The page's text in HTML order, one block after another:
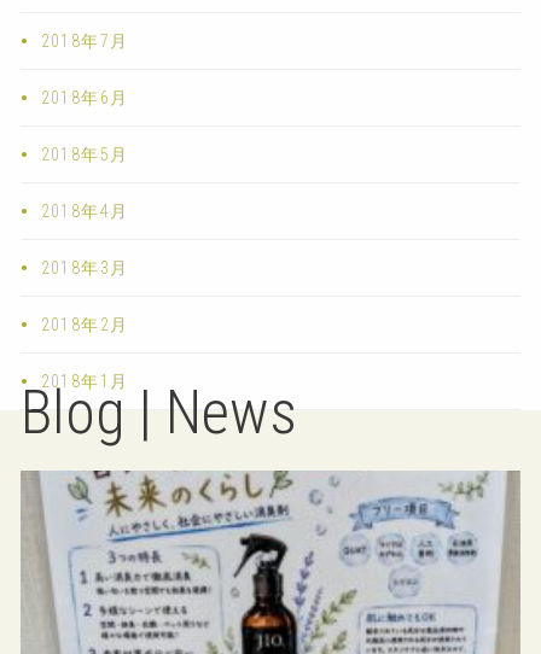
2018年7月
2018年6月
2018年5月
2018年4月
2018年3月
2018年2月
2018年1月
Blog | News